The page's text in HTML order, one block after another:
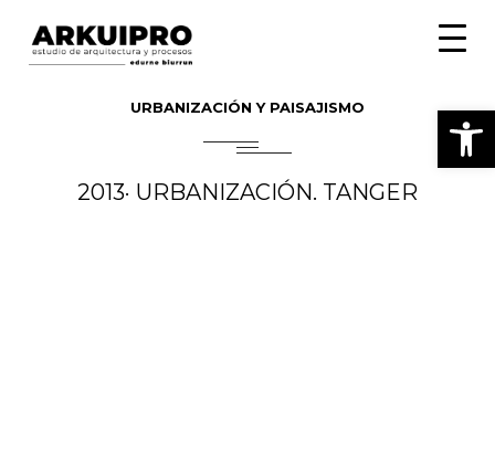
Toggle
URBANIZACIÓN Y PAISAJISMO
2013· URBANIZACIÓN. TANGER